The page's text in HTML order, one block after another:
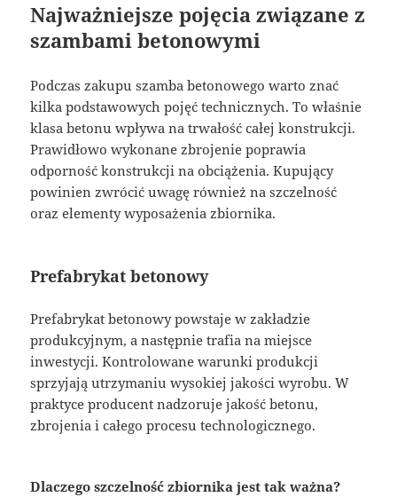
Najważniejsze pojęcia związane z
szambami betonowymi
Podczas zakupu szamba betonowego warto znać
kilka podstawowych pojęć technicznych. To właśnie
klasa betonu wpływa na trwałość całej konstrukcji.
Prawidłowo wykonane zbrojenie poprawia
odporność konstrukcji na obciążenia. Kupujący
powinien zwrócić uwagę również na szczelność
oraz elementy wyposażenia zbiornika.
Prefabrykat betonowy
Prefabrykat betonowy powstaje w zakładzie
produkcyjnym, a następnie trafia na miejsce
inwestycji. Kontrolowane warunki produkcji
sprzyjają utrzymaniu wysokiej jakości wyrobu. W
praktyce producent nadzoruje jakość betonu,
zbrojenia i całego procesu technologicznego.
Dlaczego szczelność zbiornika jest tak ważna?